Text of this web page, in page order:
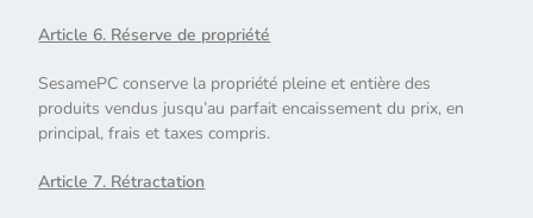
Article 6. Réserve de propriété
SesamePC conserve la propriété pleine et entière des
produits vendus jusqu’au parfait encaissement du prix, en
principal, frais et taxes compris.
Article 7. Rétractation